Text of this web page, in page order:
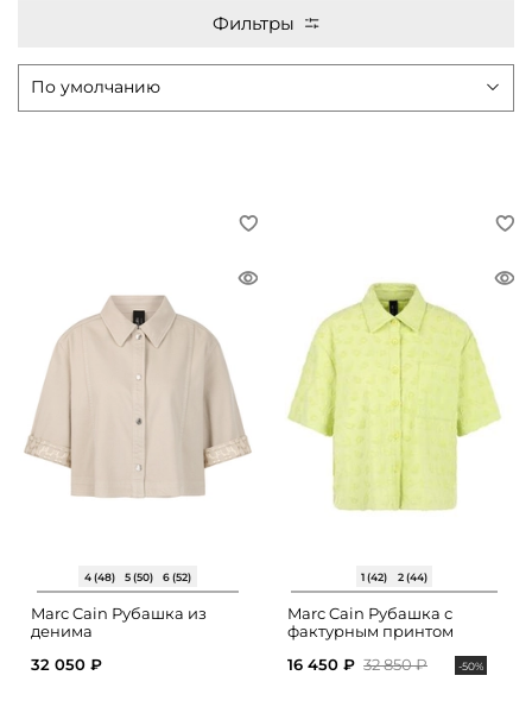
Фильтры
4 (48) 5 (50) 6 (52)
Marc Cain Рубашка из
денима
32 050 ₽
1 (42) 2 (44)
Marc Cain Рубашка с
фактурным принтом
16 450 ₽ 32 850 ₽ -50%